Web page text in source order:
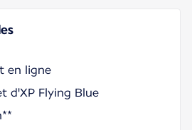
en ligne
d'XP Flying Blue